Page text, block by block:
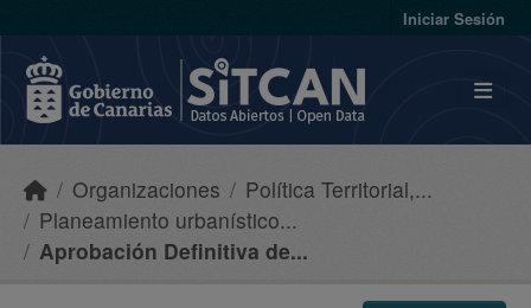
Iniciar Sesión
Organizaciones
Política Territorial,...
Planeamiento urbanístico...
Aprobación Definitiva de...